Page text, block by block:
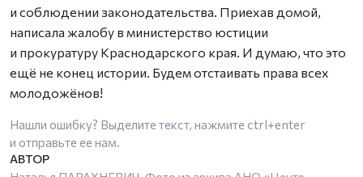
и соблюдении законодательст­ва. Приехав домой,
написала жалобу в министерство юстиции
и прокуратуру Краснодарского края. И думаю, что это
ещё не конец истории. Будем отстаивать права всех
молодожёнов!
Нашли ошибку? Выделите текст, нажмите ctrl+enter
и отправьте ее нам.